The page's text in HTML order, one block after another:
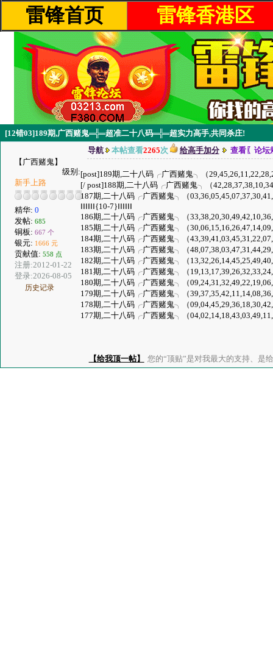
雷锋首页 雷锋香港区
[12错03]189期,广西赌鬼═╬═超准二十八码═╬═超实力高手,共同杀庄!
【广西赌鬼】
级别:
新手上路
精华: 0
发帖: 685
铜板: 667 个
银元: 1666 元
贡献值: 558 点
注册:2012-01-22
登录:2026-08-05
历史记录
导航 本帖查看2265次 给高手加分 查看〖论坛
[post]189期,二十八码╭广西赌鬼╮（
[/ post]188期,二十八码╭广西赌鬼╮（
187期,二十八码╭广西赌鬼╮（
ⅠⅠⅠⅠⅠⅠ{10-7}ⅠⅠⅠⅠⅠⅠ
186期,二十八码╭广西赌鬼╮（
185期,二十八码╭广西赌鬼╮（
184期,二十八码╭广西赌鬼╮（
183期,二十八码╭广西赌鬼╮（
182期,二十八码╭广西赌鬼╮（
181期,二十八码╭广西赌鬼╮（
180期,二十八码╭广西赌鬼╮（
179期,二十八码╭广西赌鬼╮（
178期,二十八码╭广西赌鬼╮（
177期,二十八码╭广西赌鬼╮（
【给我顶一帖】 您的“顶贴”是对我最大的支持、是